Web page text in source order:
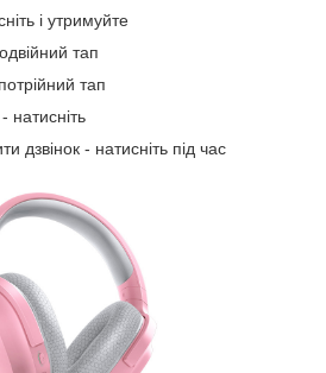
і утримуйте
тап
тап
натисніть
дзвінок - натисніть під час